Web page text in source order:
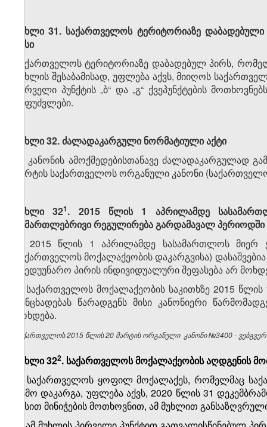
მუხლი 31. საქართველოს ტერიტორიაზე
წესი
საქართველოს ტერიტორიაზე დაბადებულ პირს,
მუხლის შესაბამისად, უფლება აქვს, მიიღოს
პირველი პუნქტის „ბ“ და „გ“ ქვეპუნქტების
საფუძვლები.
მუხლი 32. ძალადაკარგული ნორმატიული აქტი
ამ კანონის ამოქმედებისთანავე ძალადაკარგულად
მარტის საქართველოს ორგანული კანონი
მუხლი 32​1. 2015 წლის 1 აპრილამდე
სამართლებრივი რეგულირება გარდამავალ პერიოდში
1. 2015 წლის 1 აპრილამდე სასამართლოს მიერ
საქართველოს მოქალაქეობის დაკარგვისა)
ქმედუუნარო პირის ინდივიდუალური შეფასება არ
2. საქართველოს მოქალაქეობის საკითხზე 2015
განცხადებას წარადგენს მისი კანონიერი
მოხდება.
საქართველოს 2015 წლის 20 მარტის ორგანული კანონი №3400 -
მუხლი 32​2. საქართველოს მოქალაქეობის აღდგენის
1. საქართველოს ყოფილ მოქალაქეს, რომელმაც
გამო დაკარგა, უფლება აქვს, 2020 წლის 31
წესით მინიჭების მოთხოვნით, ამ მუხლით